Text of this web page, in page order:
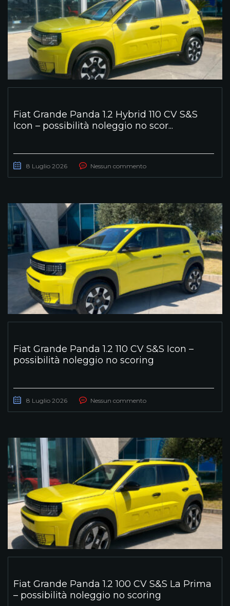
Fiat Grande Panda 1.2 Hybrid 110 CV S&S
Icon – possibilità noleggio no scor...
8 Luglio 2026 Nessun commento
Fiat Grande Panda 1.2 110 CV S&S Icon –
possibilità noleggio no scoring
8 Luglio 2026 Nessun commento
Fiat Grande Panda 1.2 100 CV S&S La Prima
– possibilità noleggio no scoring